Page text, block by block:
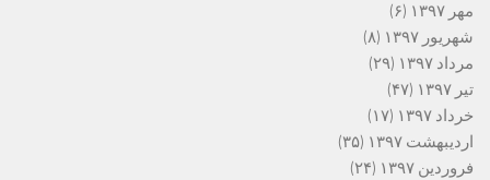
مهر ۱۳۹۷
(۶)
شهریور ۱۳۹۷
(۸)
مرداد ۱۳۹۷
(۲۹)
تیر ۱۳۹۷
(۴۷)
خرداد ۱۳۹۷
(۱۷)
اردیبهشت ۱۳۹۷
(۳۵)
فروردین ۱۳۹۷
(۲۴)